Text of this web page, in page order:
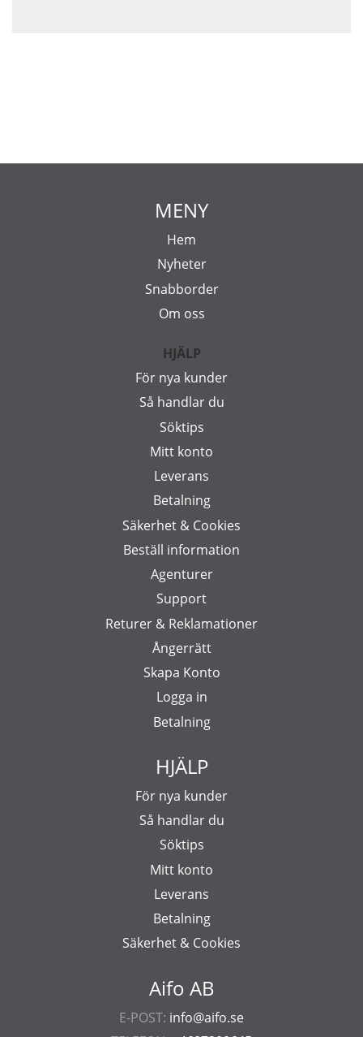
Aifo AB
E-POST: info@aifo.se
MENY
Hem
Nyheter
Snabborder
Om oss
HJÄLP
För nya kunder
Så handlar du
Söktips
Mitt konto
Leverans
Betalning
Säkerhet & Cookies
Beställ information
Agenturer
Support
Returer & Reklamationer
Ångerrätt
Skapa Konto
Logga in
Betalning
HJÄLP
För nya kunder
Så handlar du
Söktips
Mitt konto
Leverans
Betalning
Säkerhet & Cookies